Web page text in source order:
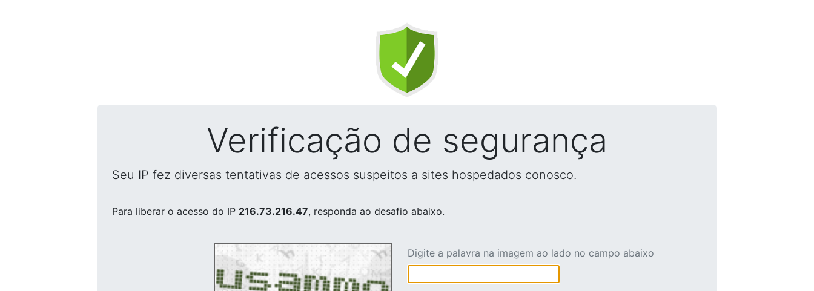
Verificação de segurança
Seu IP fez diversas tentativas de acessos suspeitos a sites hospedados conosco.
Para liberar o acesso do IP 216.73.216.47, responda ao desafio abaixo.
Digite a palavra na imagem ao lado no campo abaixo